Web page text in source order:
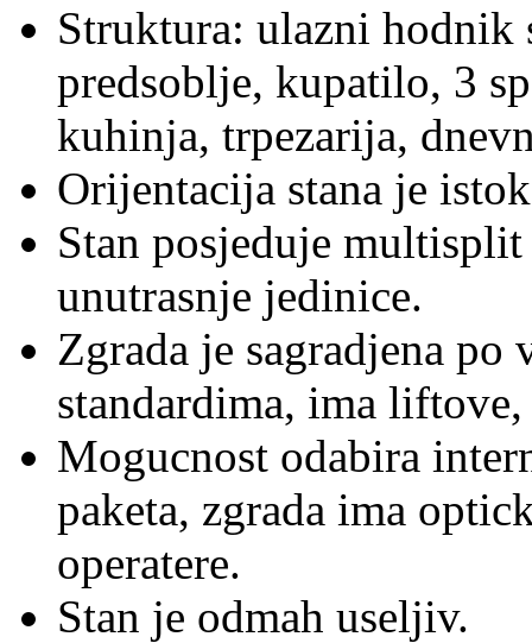
Struktura: ulazni hodnik
predsoblje, kupatilo, 3
kuhinja, trpezarija,
Orijentacija stana je
Stan posjeduje
unutrasnje jedinice.
Zgrada je sagradjena
standardima, ima
Mogucnost odabira
paketa, zgrada ima
operatere.
Stan je odmah useljiv.